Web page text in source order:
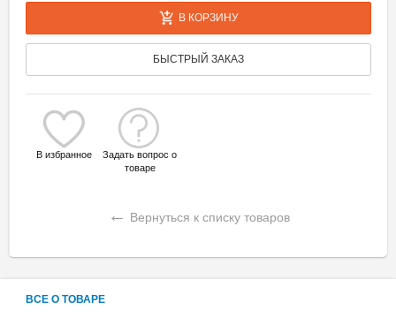
В КОРЗИНУ
БЫСТРЫЙ ЗАКАЗ
В избранное
Задать вопрос о
товаре
← Вернуться к списку товаров
ВСЕ О ТОВАРЕ